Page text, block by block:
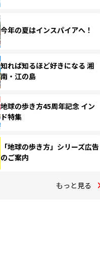
今年の夏はインスパイアへ！
知れば知るほど好きになる 湘
南・江の島
地球の歩き方45周年記念 イン
ド特集
「地球の歩き方」シリーズ広告
のご案内
もっと見る